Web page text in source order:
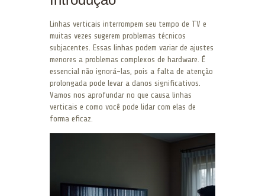
Linhas verticais interrompem seu tempo de TV e
muitas vezes sugerem problemas técnicos
subjacentes. Essas linhas podem variar de ajustes
menores a problemas complexos de hardware. É
essencial não ignorá-las, pois a falta de atenção
prolongada pode levar a danos significativos.
Vamos nos aprofundar no que causa linhas
verticais e como você pode lidar com elas de
forma eficaz.